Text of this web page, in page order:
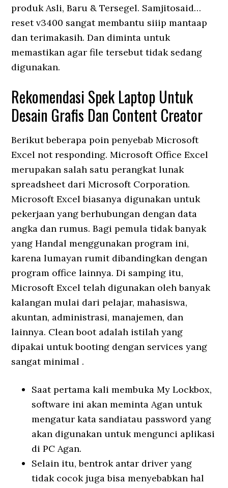
produk Asli, Baru & Tersegel. Samjitosaid…
reset v3400 sangat membantu siiip mantaap
dan terimakasih. Dan diminta untuk
memastikan agar file tersebut tidak sedang
digunakan.
Rekomendasi Spek Laptop Untuk
Desain Grafis Dan Content Creator
Berikut beberapa poin penyebab Microsoft
Excel not responding. Microsoft Office Excel
merupakan salah satu perangkat lunak
spreadsheet dari Microsoft Corporation.
Microsoft Excel biasanya digunakan untuk
pekerjaan yang berhubungan dengan data
angka dan rumus. Bagi pemula tidak banyak
yang Handal menggunakan program ini,
karena lumayan rumit dibandingkan dengan
program office lainnya. Di samping itu,
Microsoft Excel telah digunakan oleh banyak
kalangan mulai dari pelajar, mahasiswa,
akuntan, administrasi, manajemen, dan
lainnya. Clean boot adalah istilah yang
dipakai untuk booting dengan services yang
sangat minimal .
Saat pertama kali membuka My Lockbox,
software ini akan meminta Agan untuk
mengatur kata sandiatau password yang
akan digunakan untuk mengunci aplikasi
di PC Agan.
Selain itu, bentrok antar driver yang
tidak cocok juga bisa menyebabkan hal